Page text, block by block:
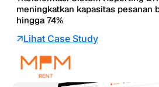
meningkatkan kapasitas pesanan
hingga 74%
Lihat Case Study